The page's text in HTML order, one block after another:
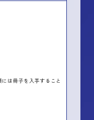
には冊子を入手すること